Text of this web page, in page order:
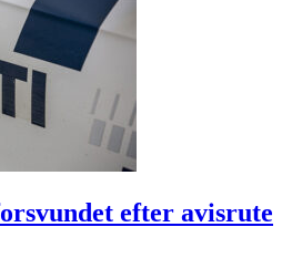
efter avisrute